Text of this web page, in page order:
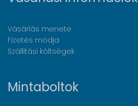
Vásárlás menete
Fizetés módja
Szállítási költségek
Mintaboltok